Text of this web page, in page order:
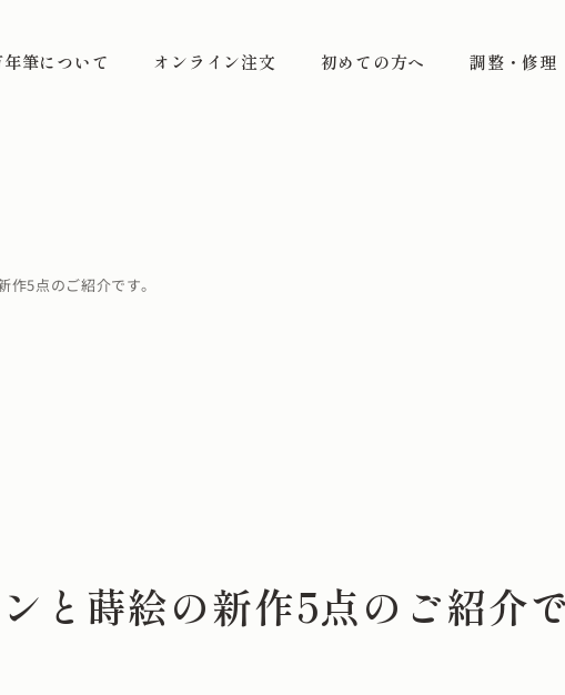
筆について オンライン注文 初めての方へ 調整・修理
作5点のご紹介です。
と蒔絵の新作5点のご紹介で